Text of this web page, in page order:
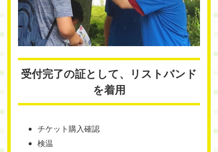
受付完了の証として、リストバンド
を着用
チケット購入確認
検温